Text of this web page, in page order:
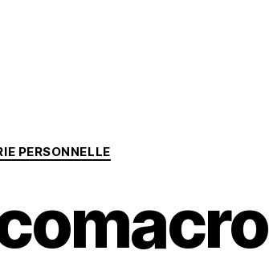
Categories
PERSONNELLE